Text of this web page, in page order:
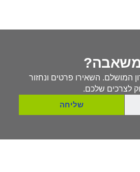
משאבה?
המושלם. השאירו פרטים ונחזור
לצרכים שלכם.
שליחה